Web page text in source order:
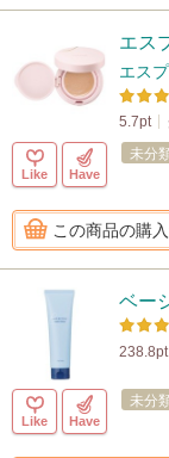
エス
エス
5.7pt
Like Have
未分
この商品の購
ベー
238.8pt
Like Have
未分